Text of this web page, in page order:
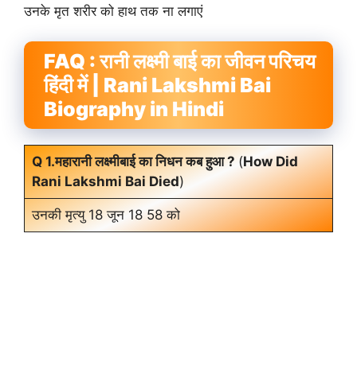
उनके मृत शरीर को हाथ तक ना लगाएं
FAQ : रानी लक्ष्मी बाई का जीवन परिचय
हिंदी में | Rani Lakshmi Bai
Biography in Hindi
Q 1.महारानी लक्ष्मीबाई का निधन कब हुआ ? (How Did
Rani Lakshmi Bai Died)
उनकी मृत्यु 18 जून 18 58 को